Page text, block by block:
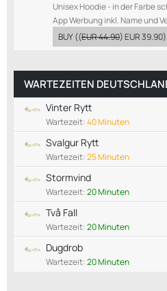
Unisex Hoodie - in der Farbe
App Werbung inkl. Name und
BUY((EUR 44.90)EUR 39.90)
WARTEZEITEN
Vinter Rytt
Wartezeit:40 Minuten
Svalgur Rytt
Wartezeit:25 Minuten
Stormvind
Wartezeit:20 Minuten
Två Fall
Wartezeit:20 Minuten
Dugdrob
Wartezeit:20 Minuten